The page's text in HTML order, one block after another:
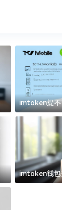
imtoken提不
imtoken钱包